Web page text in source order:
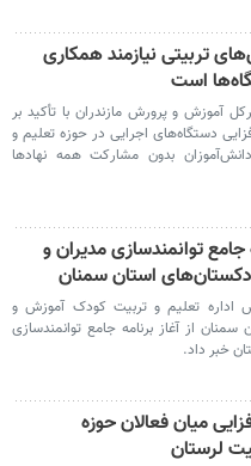
تربیتی نیازمند همکاری
است
آموزش و پرورش مازندران با تأکید بر
دستگاه‌های اجرایی در حوزه تعلیم و
بدون مشارکت همه نهادها
جامع توانمندسازی مدیران و
استان سمنان
اداره تعلیم و تربیت کودک آموزش و
از آغاز برنامه جامع توانمندسازی
خبر داد.
میان فعالان حوزه
لرستان